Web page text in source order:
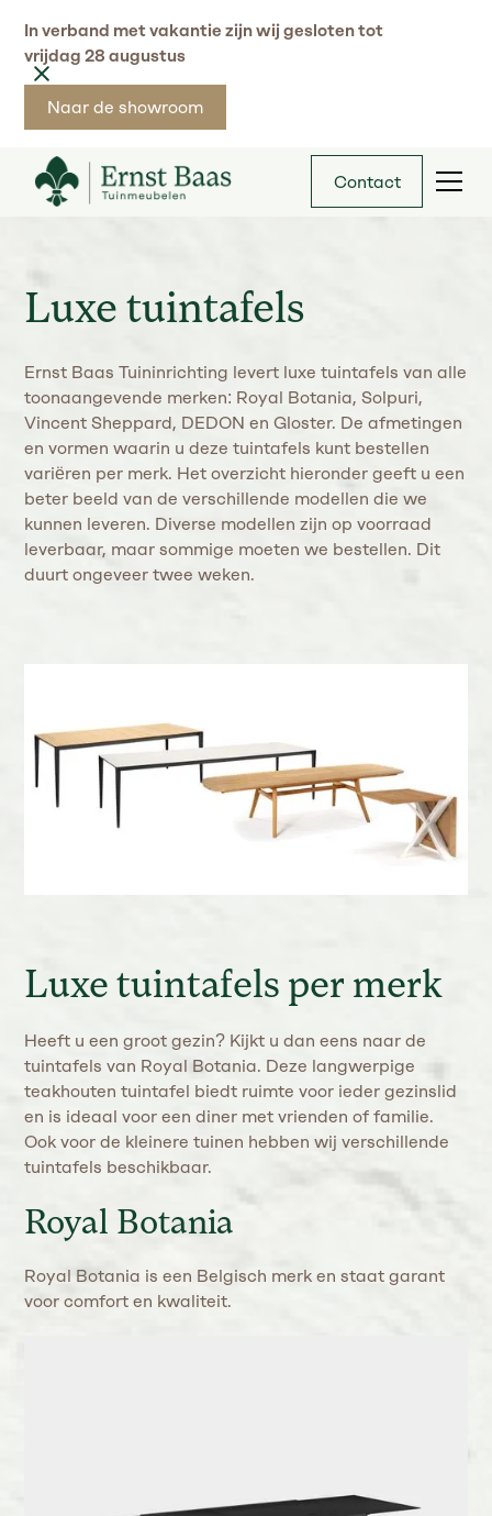
In verband met vakantie zijn wij gesloten tot
vrijdag 28 augustus
Naar de showroom
Contact
Luxe tuintafels
Ernst Baas Tuininrichting levert luxe tuintafels van alle
toonaangevende merken: Royal Botania, Solpuri,
Vincent Sheppard, DEDON en Gloster. De afmetingen
en vormen waarin u deze tuintafels kunt bestellen
variëren per merk. Het overzicht hieronder geeft u een
beter beeld van de verschillende modellen die we
kunnen leveren. Diverse modellen zijn op voorraad
leverbaar, maar sommige moeten we bestellen. Dit
duurt ongeveer twee weken.
Luxe tuintafels per merk
Heeft u een groot gezin? Kijkt u dan eens naar de
tuintafels van Royal Botania. Deze langwerpige
teakhouten tuintafel biedt ruimte voor ieder gezinslid
en is ideaal voor een diner met vrienden of familie.
Ook voor de kleinere tuinen hebben wij verschillende
tuintafels beschikbaar.
Royal Botania
Royal Botania is een Belgisch merk en staat garant
voor comfort en kwaliteit.